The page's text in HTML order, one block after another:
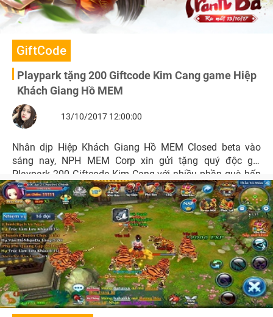
GiftCode
Playpark tặng 200 Giftcode Kim Cang game Hiệp
Khách Giang Hồ MEM
13/10/2017 12:00:00
Nhân dịp Hiệp Khách Giang Hồ MEM Closed beta vào
sáng nay, NPH MEM Corp xin gửi tặng quý độc giả
Playpark 200 Giftcode Kim Cang với nhiều phần quà hấp
dẫn.